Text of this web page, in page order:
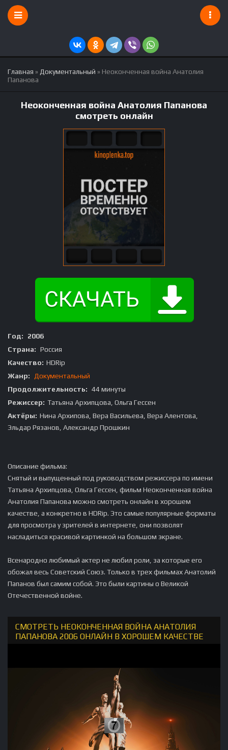
Главная » Документальный » Неоконченная война Анатолия
Папанова
Неоконченная война Анатолия Папанова
смотреть онлайн
Год:
2006
Страна: Россия
Качество: HDRip
Жанр:
Документальный
Продолжительность: 44 минуты
Режиссер: Татьяна Архипцова, Ольга Гессен
Актёры: Нина Архипова, Вера Васильева, Вера Алентова,
Эльдар Рязанов, Александр Прошкин
Описание фильма:
Снятый и выпущенный под руководством режиссера по имени
Татьяна Архипцова, Ольга Гессен, фильм Неоконченная война
Анатолия Папанова можно смотреть онлайн в хорошем
качестве, а конкретно в HDRip. Это самые популярные форматы
для просмотра у зрителей в интернете, они позволят
насладиться красивой картинкой на большом экране.
Всенародно любимый актер не любил роли, за которые его
обожал весь Советский Союз. Только в трех фильмах Анатолий
Папанов был самим собой. Это были картины о Великой
Отечественной войне.
СМОТРЕТЬ НЕОКОНЧЕННАЯ ВОЙНА АНАТОЛИЯ
ПАПАНОВА 2006 ОНЛАЙН В ХОРОШЕМ КАЧЕСТВЕ